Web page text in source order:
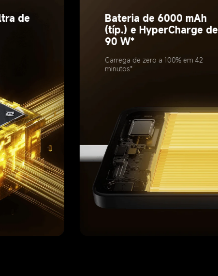
de
Bateria de 6000 mAh
(típ.) e HyperCharge de
90 W*
Carrega de zero a 100% em 42
minutos*